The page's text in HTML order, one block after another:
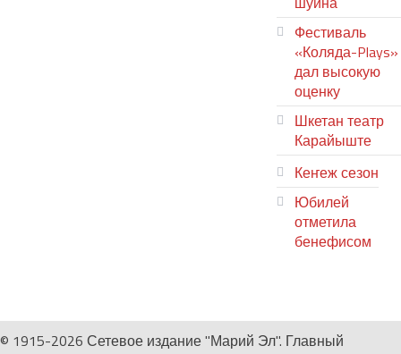
Фестиваль
«Коляда-Plays»
дал высокую
оценку
Шкетан театр
Карайыште
Кеҥеж сезон
Юбилей
отметила
бенефисом
© 1915-2026 Сетевое издание "Марий Эл". Главный